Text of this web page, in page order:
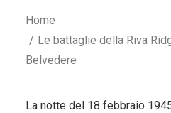
Ricerca
Home
Le battaglie della Riva
Belvedere
La notte del 18 febbraio